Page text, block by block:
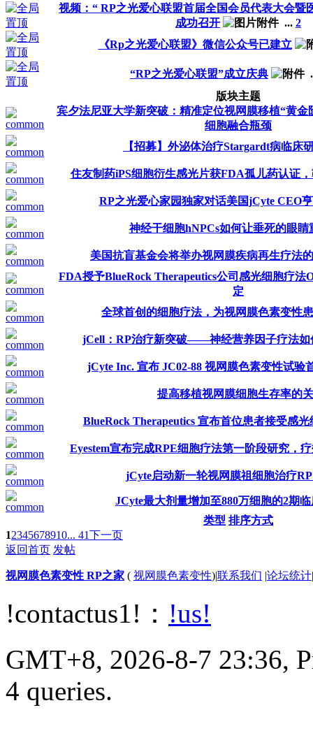
视频：“ RP之光爱心联盟首届全国会员代表大会暨
成功召开
... 2
《Rp之光爱心联盟》微信公众号已建立
“RP之光爱心联盟”成立庆典
版块主题
宾夕法尼亚大学新突破：精准定位视网膜移植“黄金
细胞融合瓶颈
【招募】外泌体治疗Stargardt病临床
住友制药iPS细胞衍生感光片获FDA孤儿药认证
RP之光爱心家园独家对话美国jCyte CEO
神经干细胞hNPCs如何让垂死的眼睛
美国抗盲基金会将举办视网膜疾病再生疗法
FDA授予BlueRock Therapeutics公司感光细胞疗法
定
全球首创的细胞疗法，为视网膜色素变性
jCell：RP治疗新突破——神经营养因子疗法如
jCyte Inc. 宣布 JC02-88 视网膜色素变性试验
提高移植视网膜细胞生存率的
BlueRock Therapeutics 宣布首位患者接受感
Eyestem宣布完成RPE细胞疗法第一阶段研究，
jCyte启动新一轮视网膜祖细胞治疗
JCyte最大剂量增加至880万细胞的2期
类型 排序方式
12345678910... 41下一页
返回首页 发帖
视网膜色素变性 RP之家 ( 视网膜色素变性)|联系我们 |论坛统计|
!contactus1!： !us!
GMT+8, 2026-8-7 23:36,
4 queries.